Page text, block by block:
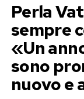
Perla
sempre
«Un
sono
nuovo e